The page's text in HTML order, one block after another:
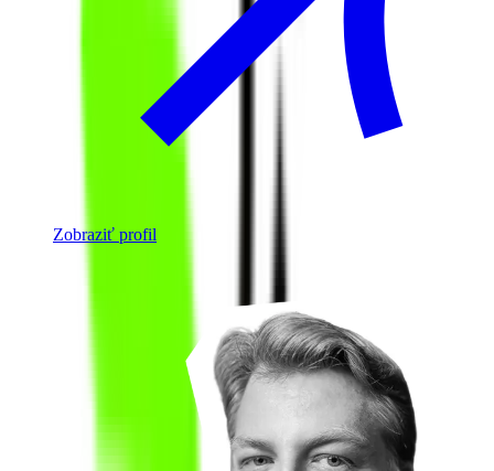
Zobraziť profil